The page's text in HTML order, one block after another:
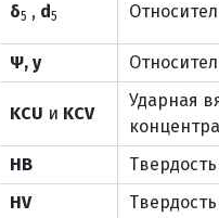
δ5 , d5
Ψ, y
KCU и KCV
Ударная
HB
HV